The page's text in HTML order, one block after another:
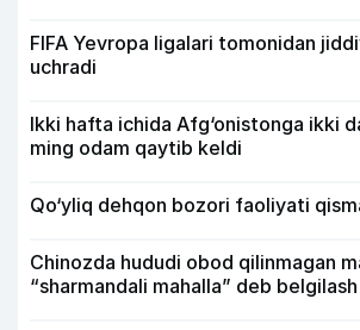
FIFA Yevropa ligalari tomonidan
uchradi
Ikki hafta ichida Afg‘onistonga ikki
ming odam qaytib keldi
Qo‘yliq dehqon bozori faoliyati
Chinozda hududi obod qilinmagan
“sharmandali mahalla” deb